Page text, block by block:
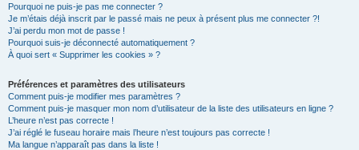
Pourquoi ne puis-je pas me connecter ?
Je m’étais déjà inscrit par le passé mais ne peux à présent plus me connecter ?!
J’ai perdu mon mot de passe !
Pourquoi suis-je déconnecté automatiquement ?
À quoi sert « Supprimer les cookies » ?
Préférences et paramètres des utilisateurs
Comment puis-je modifier mes paramètres ?
Comment puis-je masquer mon nom d’utilisateur de la liste des utilisateurs en ligne ?
L’heure n’est pas correcte !
J’ai réglé le fuseau horaire mais l’heure n’est toujours pas correcte !
Ma langue n’apparaît pas dans la liste !